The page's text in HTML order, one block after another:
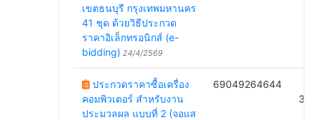
เขตธนบุรี กรุงเทพมหานคร
41 ชุด ด้วยวิธีประกวด
ราคาอิเล็กทรอนิกส์ (e-
bidding) 24/4/2569
ประกวดราคาซื้อเครื่อง
คอมพิวเตอร์ สำหรับงาน
ประมวลผล แบบที่ 2 (จอแส
69049264644